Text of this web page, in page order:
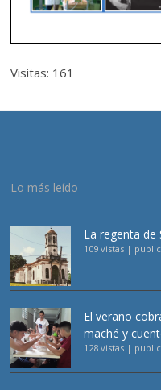
Visitas: 161
Lo más leído
La regenta de
109 vistas |
El verano
maché y
128 vistas |